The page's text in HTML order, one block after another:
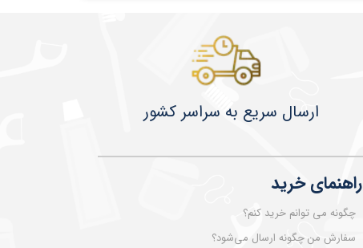
راهنمای خرید
چگونه می توانم خرید کنم؟
سفارش من چگونه ارسال می‌شود؟
​​​​ارسال سریع به سراسر کشور